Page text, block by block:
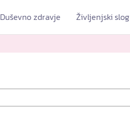
Duševno zdravje Življenjski slog